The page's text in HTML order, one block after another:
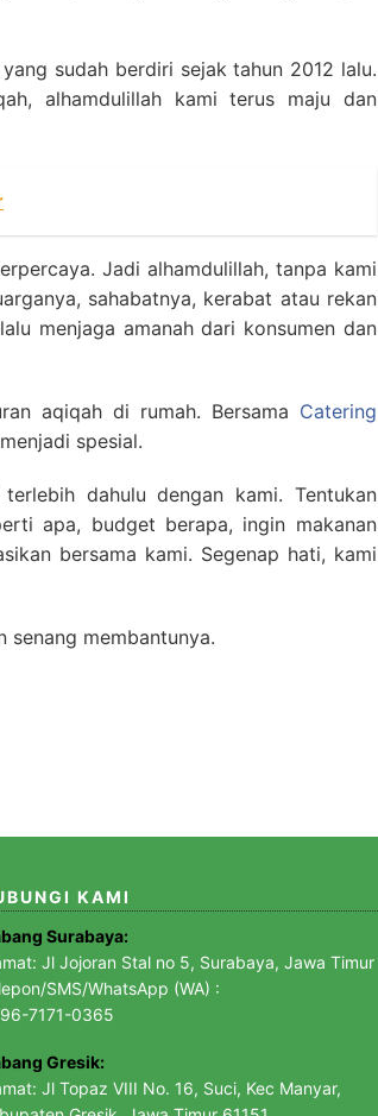
sudah berdiri sejak tahun 2012 lalu.
alhamdulillah kami terus maju dan
Jadi alhamdulillah, tanpa kami
sahabatnya, kerabat atau rekan
menjaga amanah dari konsumen dan
aqiqah di rumah. Bersama Catering
spesial.
dahulu dengan kami. Tentukan
apa, budget berapa, ingin makanan
bersama kami. Segenap hati, kami
senang membantunya.
KAMI
Surabaya:
Jl Jojoran Stal no 5, Surabaya, Jawa Timur
SMS/WhatsApp (WA) :
7171-0365
Gresik:
Jl Topaz VIII No. 16, Suci, Kec Manyar,